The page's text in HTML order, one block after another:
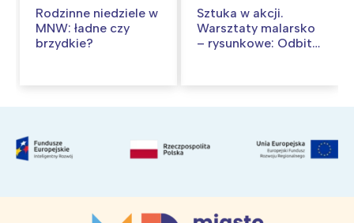
Rodzinne niedziele w
MNW: ładne czy
brzydkie?
Sztuka w akcji.
Warsztaty malarsko
– rysunkowe: Odbite